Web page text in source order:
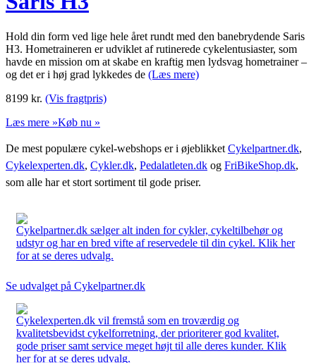
Hold din form ved lige hele året rundt med den banebrydende Saris
H3. Hometraineren er udviklet af rutinerede cykelentusiaster, som
havde en mission om at skabe en kraftig men lydsvag hometrainer –
og det er i høj grad lykkedes de (Læs mere)
8199 kr. (Vis fragtpris)
Læs mere »Køb nu »
De mest populære cykel-webshops er i øjeblikket Cykelpartner.dk,
Cykelexperten.dk, Cykler.dk, Pedalatleten.dk og FriBikeShop.dk,
som alle har et stort sortiment til gode priser.
Cykelpartner.dk sælger alt inden for cykler, cykeltilbehør og
udstyr og har en bred vifte af reservedele til din cykel. Klik her
for at se deres udvalg.
Se udvalget på Cykelpartner.dk
Cykelexperten.dk vil fremstå som en troværdig og
kvalitetsbevidst cykelforretning, der prioriterer god kvalitet,
gode priser samt service meget højt til alle deres kunder. Klik
her for at se deres udvalg.